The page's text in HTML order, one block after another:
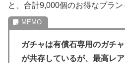
と、合計9,000個のお得なプラン
ガチャは有償石専用のガチ
が共存しているが、最高レ